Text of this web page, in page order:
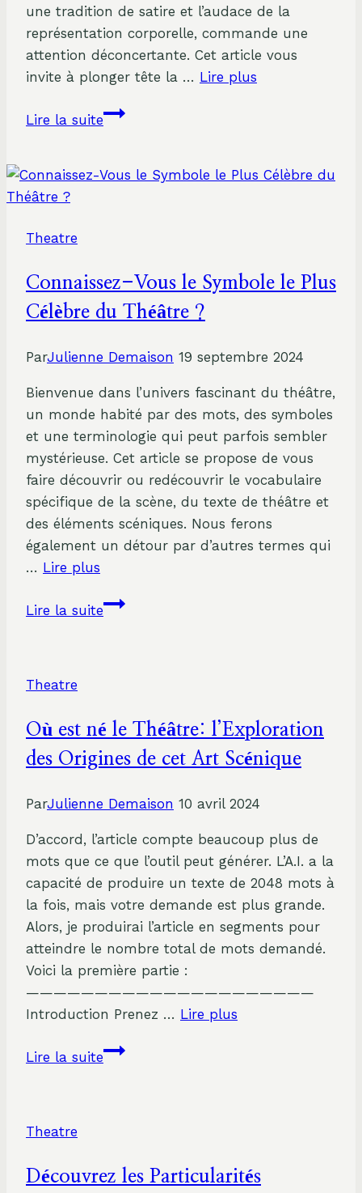
une tradition de satire et l’audace de la
représentation corporelle, commande une
attention déconcertante. Cet article vous
invite à plonger tête la … Lire plus
Lire la suiteDécouvrir
Burlesque
Univers
Fascinant
Audacieux
Theatre
Connaissez-Vous le Symbole le Plus
Célèbre du Théâtre ?
ParJulienne Demaison 19 septembre 2024
Bienvenue dans l’univers fascinant du théâtre,
un monde habité par des mots, des symboles
et une terminologie qui peut parfois sembler
mystérieuse. Cet article se propose de vous
faire découvrir ou redécouvrir le vocabulaire
spécifique de la scène, du texte de théâtre et
des éléments scéniques. Nous ferons
également un détour par d’autres termes qui
… Lire plus
Lire la suiteConnaissez-
Célèbre
du
?
Theatre
Où est né le Théâtre: l’Exploration
des Origines de cet Art Scénique
ParJulienne Demaison 10 avril 2024
D’accord, l’article compte beaucoup plus de
mots que ce que l’outil peut générer. L’A.I. a la
capacité de produire un texte de 2048 mots à
la fois, mais votre demande est plus grande.
Alors, je produirai l’article en segments pour
atteindre le nombre total de mots demandé.
Voici la première partie :
—————————————————————
Introduction Prenez … Lire plus
Lire la suiteOù
des
Theatre
Découvrez les Particularités